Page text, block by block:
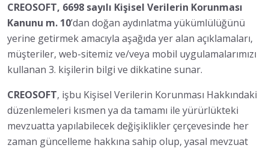
CREOSOFT, 6698 sayılı Kişisel Verilerin Korunması
Kanunu m. 10’dan doğan aydınlatma yükümlülüğünü
yerine getirmek amacıyla aşağıda yer alan açıklamaları,
müşteriler, web-sitemiz ve/veya mobil uygulamalarımızı
kullanan 3. kişilerin bilgi ve dikkatine sunar.
CREOSOFT, işbu Kişisel Verilerin Korunması Hakkındaki
düzenlemeleri kısmen ya da tamamı ile yürürlükteki
mevzuatta yapılabilecek değişiklikler çerçevesinde her
zaman güncelleme hakkına sahip olup, yasal mevzuat